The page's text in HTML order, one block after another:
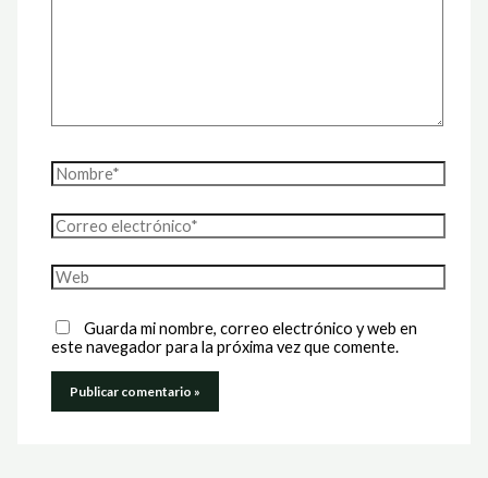
Nombre*
Correo
electrónico*
Web
Guarda mi nombre, correo electrónico y web en
este navegador para la próxima vez que comente.